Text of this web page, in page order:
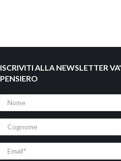
ISCRIVITI ALLA NEWSLETTER VA'
PENSIERO
Nome
Cognome
Email